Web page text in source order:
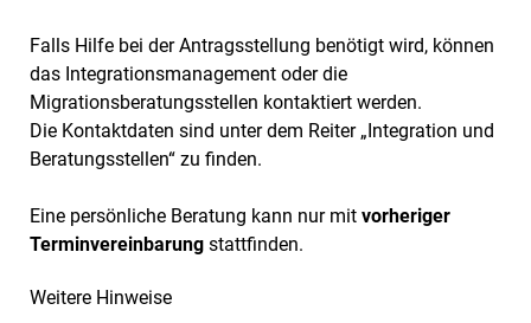
Falls Hilfe bei der Antragsstellung benötigt wird, können
das Integrationsmanagement oder die
Migrationsberatungsstellen kontaktiert werden.
Die Kontaktdaten sind unter dem Reiter „Integration und
Beratungsstellen“ zu finden.
Eine persönliche Beratung kann nur mit vorheriger
Terminvereinbarung stattfinden.
Weitere Hinweise